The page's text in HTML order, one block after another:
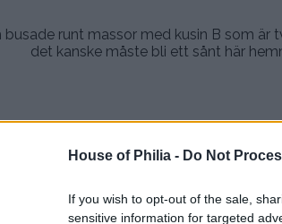
House of Philia - Do Not
If you wish to opt-out of the sale,
sensitive information for targeted
runt massor med kusin B som
det kanske måste bli ett sånt här
.